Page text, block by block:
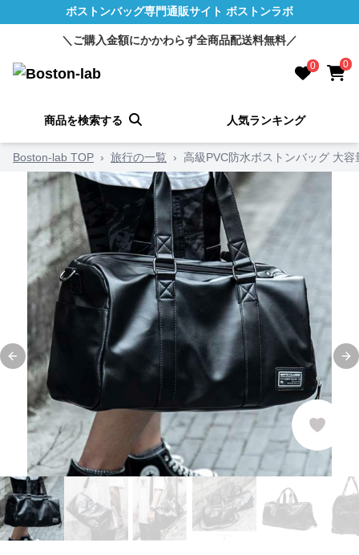
ボストンバッグ専門通販サイト ボストンラボ
＼ご購入金額にかかわらず全商品配送料無料／
0 0
商品を検索する 人気ランキング
Boston-lab TOP › 旅行の一覧 › 高級PVC防水ボストンバッグ 大
Previous slide